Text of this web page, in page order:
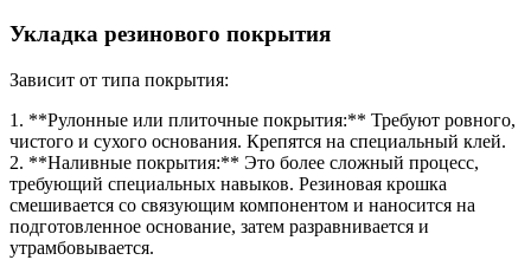
Укладка резинового покрытия
Зависит от типа покрытия:
1. **Рулонные или плиточные покрытия:** Требуют ровного,
чистого и сухого основания. Крепятся на специальный клей.
2. **Наливные покрытия:** Это более сложный процесс,
требующий специальных навыков. Резиновая крошка
смешивается со связующим компонентом и наносится на
подготовленное основание, затем разравнивается и
утрамбовывается.